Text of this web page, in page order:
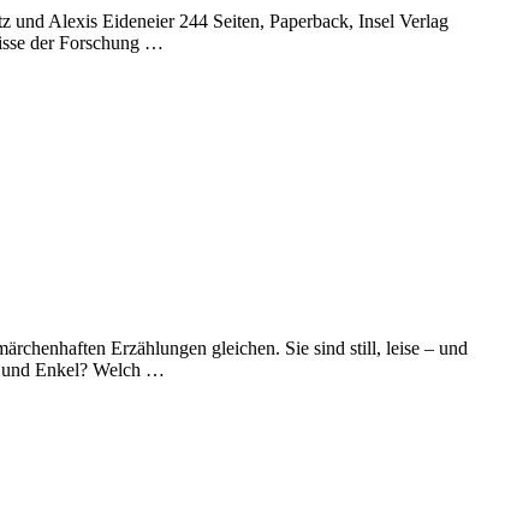
Alexis Eideneier 244 Seiten, Paperback, Insel Verlag
der Forschung …
Erzählungen gleichen. Sie sind still, leise – und
und Enkel? Welch …